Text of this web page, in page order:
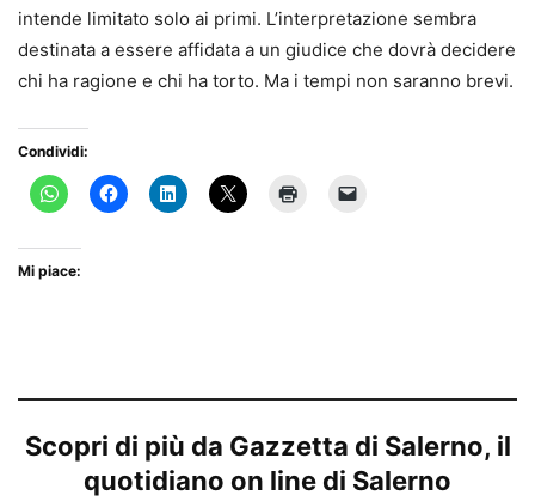
intende limitato solo ai primi. L’interpretazione sembra
destinata a essere affidata a un giudice che dovrà decidere
chi ha ragione e chi ha torto. Ma i tempi non saranno brevi.
Condividi:
Mi piace:
Scopri di più da Gazzetta di Salerno, il
quotidiano on line di Salerno